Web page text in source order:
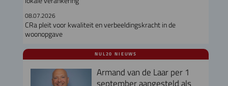
08.07.2026
CRa pleit voor kwaliteit en verbeeldingskracht in de
woonopgave
NUL20 NIEUWS
Armand van de Laar per 1